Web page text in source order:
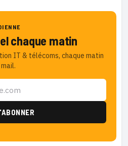
chaque matin
IT & télécoms, chaque matin